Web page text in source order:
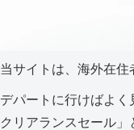
当サイトは、海外在住
デパートに行けばよ
クリアランスセール